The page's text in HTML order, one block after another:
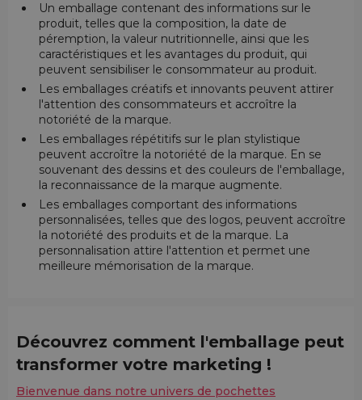
Un emballage contenant des informations sur le
produit, telles que la composition, la date de
péremption, la valeur nutritionnelle, ainsi que les
caractéristiques et les avantages du produit, qui
peuvent sensibiliser le consommateur au produit.
Les emballages créatifs et innovants peuvent attirer
l'attention des consommateurs et accroître la
notoriété de la marque.
Les emballages répétitifs sur le plan stylistique
peuvent accroître la notoriété de la marque. En se
souvenant des dessins et des couleurs de l'emballage,
la reconnaissance de la marque augmente.
Les emballages comportant des informations
personnalisées, telles que des logos, peuvent accroître
la notoriété des produits et de la marque. La
personnalisation attire l'attention et permet une
meilleure mémorisation de la marque.
Découvrez comment l'emballage peut
transformer votre marketing !
Bienvenue dans notre univers de pochettes